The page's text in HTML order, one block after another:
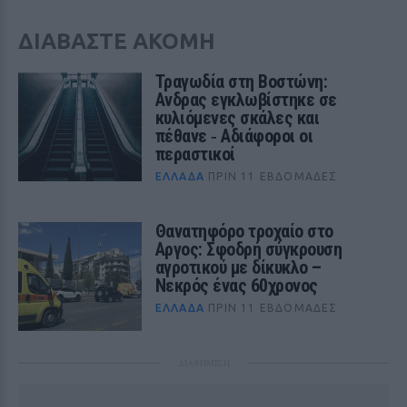
ΔΙΑΒΑΣΤΕ ΑΚΟΜΗ
Τραγωδία στη Βοστώνη:
Ανδρας εγκλωβίστηκε σε
κυλιόμενες σκάλες και
πέθανε ‑ Αδιάφοροι οι
περαστικοί
ΕΛΛΆΔΑ ΠΡΙΝ 11 ΕΒΔΟΜΆΔΕΣ
Θανατηφόρο τροχαίο στο
Αργος: Σφοδρή σύγκρουση
αγροτικού με δίκυκλο –
Νεκρός ένας 60χρονος
ΕΛΛΆΔΑ ΠΡΙΝ 11 ΕΒΔΟΜΆΔΕΣ